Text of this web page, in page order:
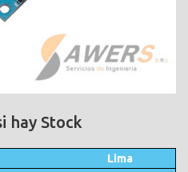
hay Stock
Lima